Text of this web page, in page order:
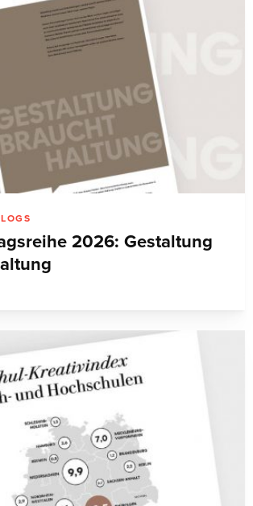
2026: Gestaltung